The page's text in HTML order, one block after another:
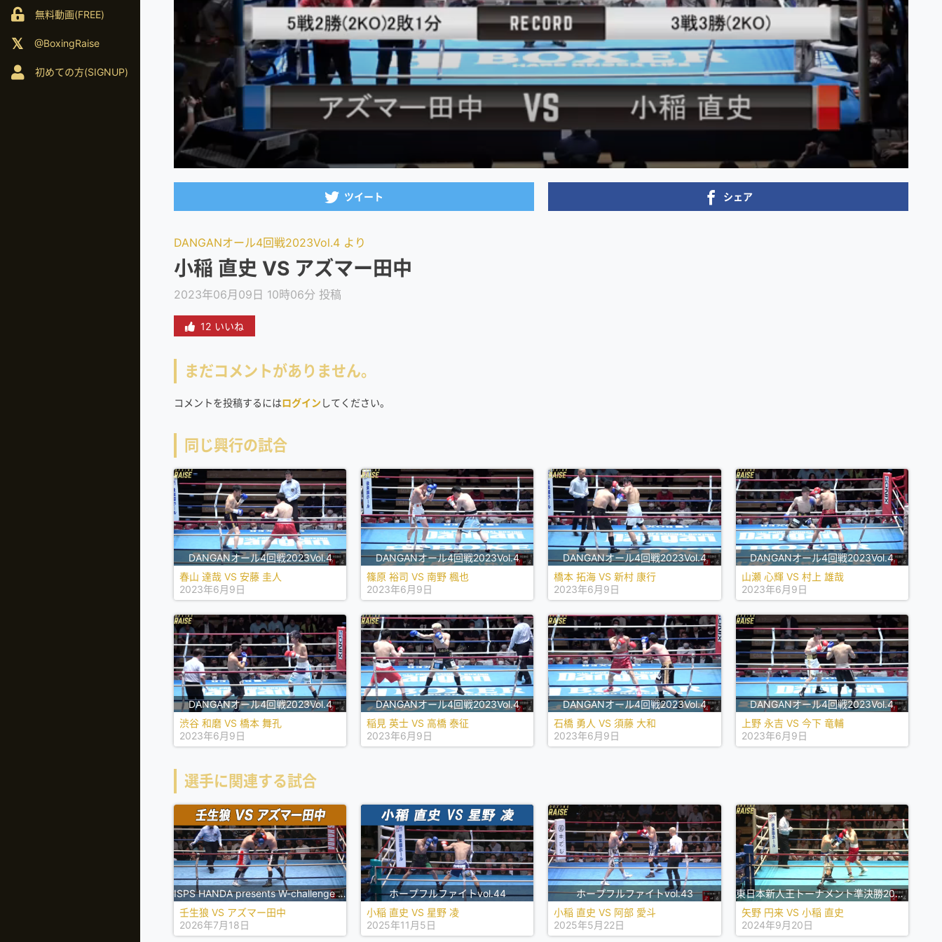
無料動画(FREE)
@BoxingRaise
初めての方(SIGNUP)
DANGANオール4回戦2023Vol.4 より
小稲 直史 VS アズマー田中
2023年06月09日 10時06分 投稿
12 いいね
まだコメントがありません。
コメントを投稿するにはログイン してください。
同じ興行の試合
DANGANオール4回戦2023Vol.4
春山 達哉 VS 安藤 圭人
2023年6月9日
DANGANオール4回戦2023Vol.4
篠原 裕司 VS 南野 楓也
2023年6月9日
DANGANオール4回戦2023Vol.4
橋本 拓海 VS 新村 康行
2023年6月9日
DANGANオール4回戦2023Vol.4
山瀬 心輝 VS 村上 雄哉
2023年6月9日
DANGANオール4回戦2023Vol.4
渋谷 和磨 VS 橋本 舞孔
2023年6月9日
DANGANオール4回戦2023Vol.4
稲見 英士 VS 高橋 泰征
2023年6月9日
DANGANオール4回戦2023Vol.4
石橋 勇人 VS 須藤 大和
2023年6月9日
DANGANオール4回戦2023Vol.4
上野 永吉 VS 今下 竜輔
2023年6月9日
選手に関連する試合
ISPS HANDA presents W-challenge vol.1
壬生狼 VS アズマー田中
2026年7月18日
ホープフルファイトvol.44
小稲 直史 VS 星野 凌
2025年11月5日
ホープフルファイトvol.43
小稲 直史 VS 阿部 愛斗
2025年5月22日
東日本新人王トーナメント準決勝2024_0920
矢野 円来 VS 小稲 直史
2024年9月20日